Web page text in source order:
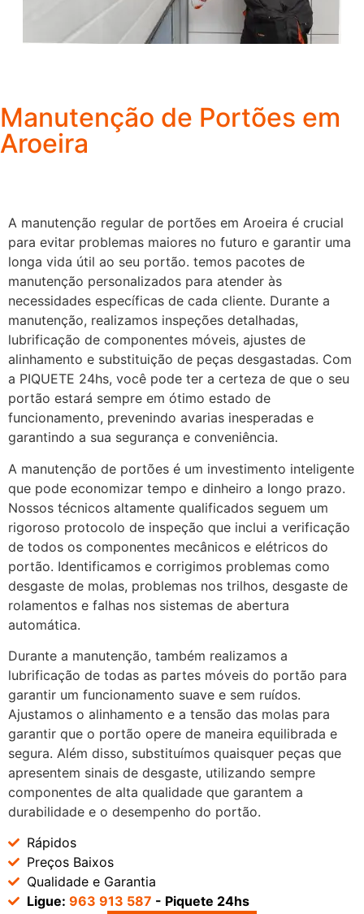
Manutenção de Portões em
Aroeira
A manutenção regular de portões em Aroeira é crucial
para evitar problemas maiores no futuro e garantir uma
longa vida útil ao seu portão. temos pacotes de
manutenção personalizados para atender às
necessidades específicas de cada cliente. Durante a
manutenção, realizamos inspeções detalhadas,
lubrificação de componentes móveis, ajustes de
alinhamento e substituição de peças desgastadas. Com
a PIQUETE 24hs, você pode ter a certeza de que o seu
portão estará sempre em ótimo estado de
funcionamento, prevenindo avarias inesperadas e
garantindo a sua segurança e conveniência.
A manutenção de portões é um investimento inteligente
que pode economizar tempo e dinheiro a longo prazo.
Nossos técnicos altamente qualificados seguem um
rigoroso protocolo de inspeção que inclui a verificação
de todos os componentes mecânicos e elétricos do
portão. Identificamos e corrigimos problemas como
desgaste de molas, problemas nos trilhos, desgaste de
rolamentos e falhas nos sistemas de abertura
automática.
Durante a manutenção, também realizamos a
lubrificação de todas as partes móveis do portão para
garantir um funcionamento suave e sem ruídos.
Ajustamos o alinhamento e a tensão das molas para
garantir que o portão opere de maneira equilibrada e
segura. Além disso, substituímos quaisquer peças que
apresentem sinais de desgaste, utilizando sempre
componentes de alta qualidade que garantem a
durabilidade e o desempenho do portão.
Rápidos
Preços Baixos
Qualidade e Garantia
Ligue: 963 913 587 - Piquete 24hs